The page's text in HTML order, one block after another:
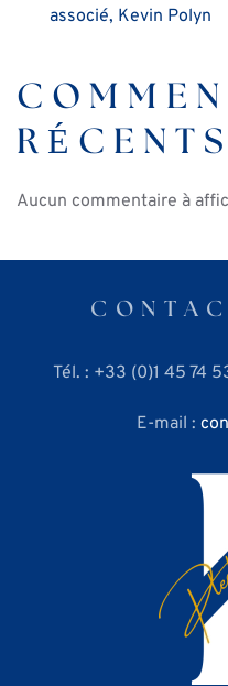
associé, Kevin Polyn
RÉCENTS
Aucun commentaire à
Tél. : +33 (0)1 45 74
E-mail :